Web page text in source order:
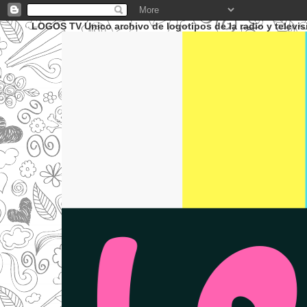
LOGOS TV Unico archivo de logotipos de la radio y